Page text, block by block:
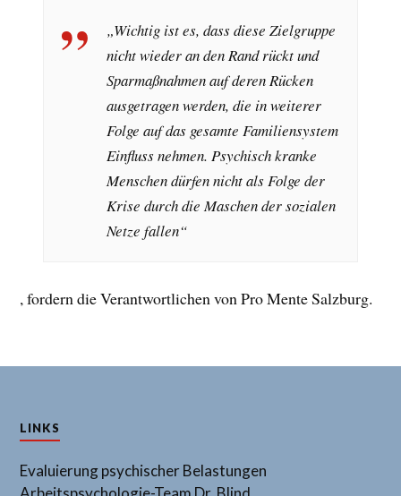
„Wichtig ist es, dass diese Zielgruppe
nicht wieder an den Rand rückt und
Sparmaßnahmen auf deren Rücken
ausgetragen werden, die in weiterer
Folge auf das gesamte Familiensystem
Einfluss nehmen. Psychisch kranke
Menschen dürfen nicht als Folge der
Krise durch die Maschen der sozialen
Netze fallen“
, fordern die Verantwortlichen von Pro Mente Salzburg.
LINKS
Evaluierung psychischer Belastungen